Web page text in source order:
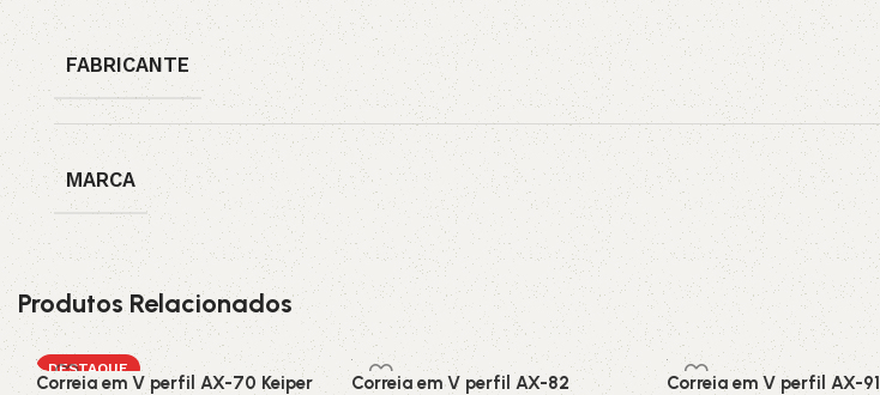
FABRICANTE
MARCA
Produtos Relacionados
DESTAQUE
Correia em V perfil AX-70 Keiper
Correia em V perfil AX-82
Correia em V perfil AX-91